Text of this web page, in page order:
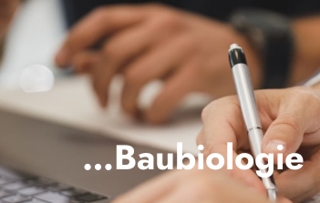
…Baubiologie